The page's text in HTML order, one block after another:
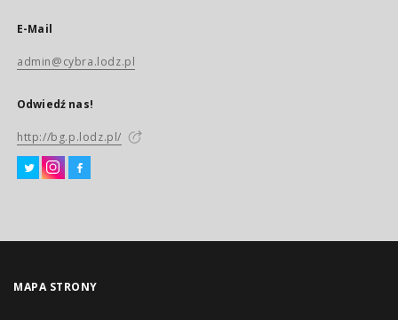
E-Mail
admin@cybra.lodz.pl
Odwiedź nas!
http://bg.p.lodz.pl/
MAPA STRONY